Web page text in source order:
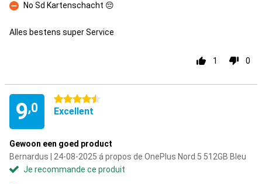
Contre
No Sd Kartenschacht 😔
Alles bestens super Service
1 0
9,0
4.5 étoiles
Excellent
Gewoon een goed product
Bernardus | 24-08-2025 á propos de OnePlus Nord 5 512GB Bleu
Je recommande ce produit